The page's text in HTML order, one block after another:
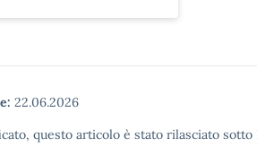
22.06.2026
questo articolo è stato rilasciato